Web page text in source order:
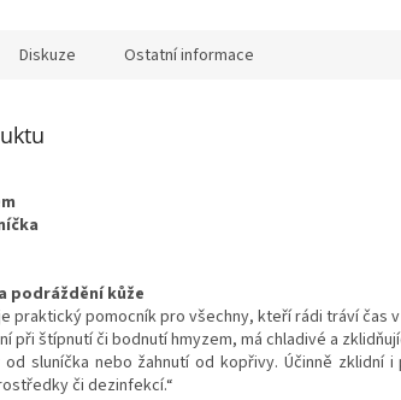
Diskuze Ostatní informace
podráždění kůže
praktický pomocník pro všechny, kteří rádi tráví čas
při štípnutí či bodnutí hmyzem, má chladivé a
sluníčka nebo žahnutí od kopřivy. Účinně zklidní i
či dezinfekcí.“